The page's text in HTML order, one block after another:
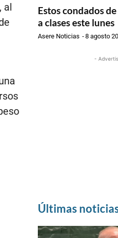
al
Estos condados
a clases este lunes
Asere Noticias -8 agosto
-
Últimas